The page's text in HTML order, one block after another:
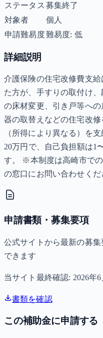
ステータス 募集終了
対象者
個人
申請難易度難易度: 低
詳細説明
介護保険の住宅改修費支
た方が、手すりの取付け
の床材変更、引き戸等へ
器の取替えなどの住宅改
（所得により異なる）を
20万円で、自己負担額は1
す。 ※本制度は高崎市で
の窓口にお問い合わせくだ
申請書類・募集要項
公式サイトから最新の募
できます
当サイト最終確認: 2026年6
書類を確認
この補助金に申請する